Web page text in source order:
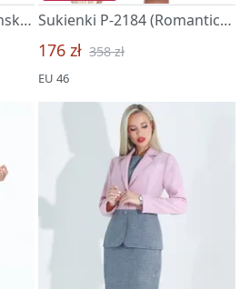
Sukienka P-2051 (Italyanskij polden, trend) Sukienki P-2184 (Romanticheskie kanikuly, nyu)
176 zł 358 zł
EU 46